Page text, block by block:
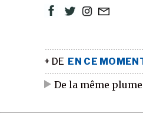
+ DE EN CE
De la même plume